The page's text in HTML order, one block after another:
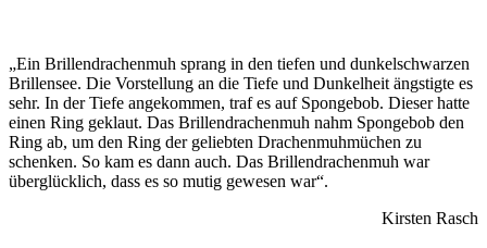
„Ein Brillendrachenmuh sprang in den tiefen und dunkelschwarzen
Brillensee. Die Vorstellung an die Tiefe und Dunkelheit ängstigte es
sehr. In der Tiefe angekommen, traf es auf Spongebob. Dieser hatte
einen Ring geklaut. Das Brillendrachenmuh nahm Spongebob den
Ring ab, um den Ring der geliebten Drachenmuhmüchen zu
schenken. So kam es dann auch. Das Brillendrachenmuh war
überglücklich, dass es so mutig gewesen war“.
Kirsten Rasch